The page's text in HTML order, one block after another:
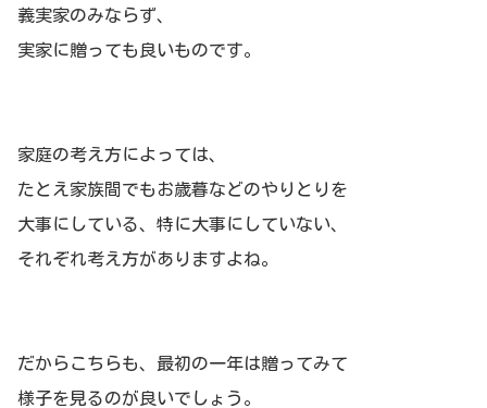
義実家のみならず、
実家に贈っても良いものです。
家庭の考え方によっては、
たとえ家族間でもお歳暮などのやりとりを
大事にしている、特に大事にしていない、
それぞれ考え方がありますよね。
だからこちらも、最初の一年は贈ってみて
様子を見るのが良いでしょう。